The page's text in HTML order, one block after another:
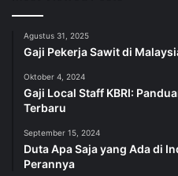
Agustus 31, 2025
Gaji Pekerja Sawit di
Oktober 4, 2024
Gaji Local Staff KBRI:
Terbaru
September 15, 2024
Duta Apa Saja yang Ada di
Perannya